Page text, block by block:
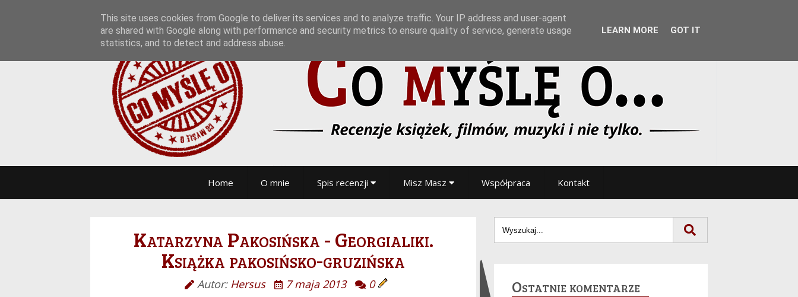
Home O mnie Spis recenzji Misz Masz Współpraca Kontakt
Katarzyna Pakosińska - Georgialiki.
Książka pakosińsko-gruzińska
Autor: Hersus 7 maja 2013 0 Ostatnie komentarze
This site uses cookies from Google to deliver its services and to analyze traffic. Your IP address and user-agent
are shared with Google along with performance and security metrics to ensure quality of service, generate usage
statistics, and to detect and address abuse.
LEARN MORE GOT IT